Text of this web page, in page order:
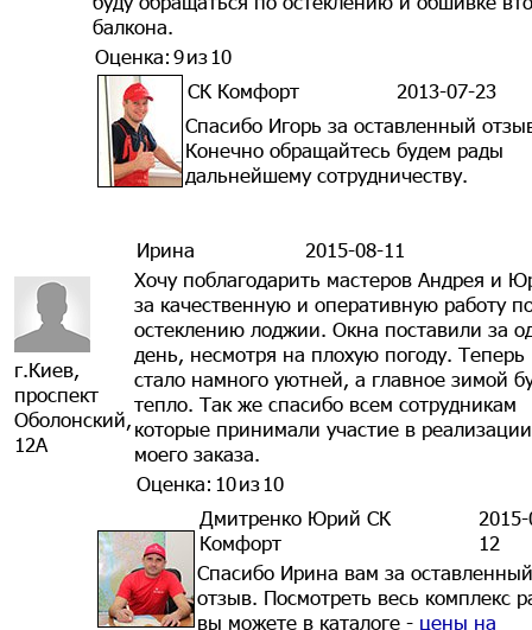
балкона.
Оценка:9из10
СК Комфорт
2013-07-23
Спасибо Игорь за оставленный
Конечно обращайтесь будем рады
дальнейшему сотрудничеству.
г.Киев,
проспект
Оболонский,
12А
Ирина
2015-08-11
Хочу поблагодарить мастеров Андрея и
за качественную и оперативную работу
остеклению лоджии. Окна поставили за
день, несмотря на плохую погоду. Теперь
стало намного уютней, а главное зимой
тепло. Так же спасибо всем сотрудникам
которые принимали участие в реализации
моего заказа.
Оценка: 10из10
Дмитренко Юрий СК
Комфорт
12
Спасибо Ирина вам за оставленный
отзыв. Посмотреть весь комплекс
вы можете в каталоге - цены на